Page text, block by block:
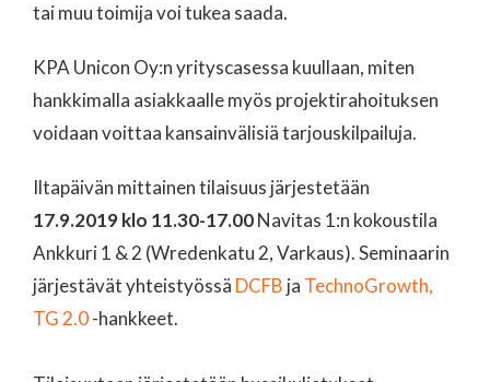
tai muu toimija voi tukea saada.
KPA Unicon Oy:n yrityscasessa kuullaan, miten
hankkimalla asiakkaalle myös projektirahoituksen
voidaan voittaa kansainvälisiä tarjouskilpailuja.
Iltapäivän mittainen tilaisuus järjestetään
17.9.2019 klo 11.30-17.00Navitas 1:n kokoustila
Ankkuri 1 & 2 (Wredenkatu 2, Varkaus). Seminaarin
järjestävät yhteistyössä DCFB ja TechnoGrowth,
TG 2.0-hankkeet.